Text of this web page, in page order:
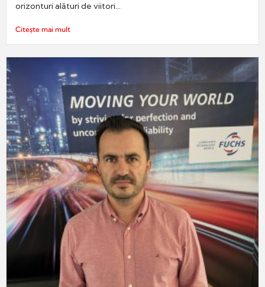
orizonturi alături de viitori...
Citește mai mult